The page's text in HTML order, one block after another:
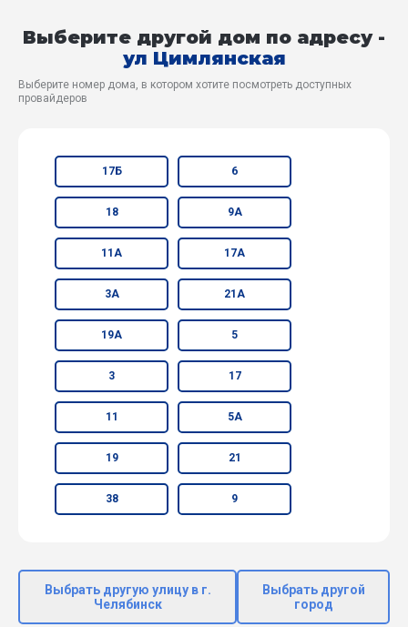
Выберите другой дом по адресу -
ул Цимлянская
Выберите номер дома, в котором хотите посмотреть доступных
провайдеров
17Б 6
18 9А
11А 17А
3А 21А
19А 5
3 17
11 5А
19 21
38 9
Выбрать другую улицу в г.
Челябинск
Выбрать другой
город